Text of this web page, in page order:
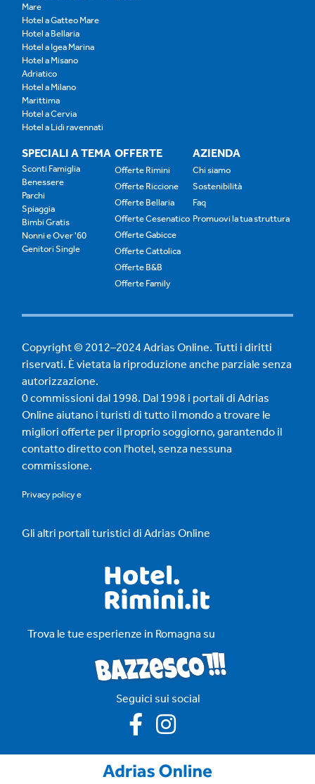
Mare
Hotel a Gatteo Mare
Hotel a Bellaria
Hotel a Igea Marina
Hotel a Misano
Adriatico
Hotel a Milano
Marittima
Hotel a Cervia
Hotel a Lidi ravennati
SPECIALI A TEMA
Sconti Famiglia
Benessere
Parchi
Spiaggia
Bimbi Gratis
Nonni e Over '60
Genitori Single
OFFERTE
Offerte Rimini
Offerte Riccione
Offerte Bellaria
Offerte Cesenatico
Offerte Gabicce
Offerte Cattolica
Offerte B&B
Offerte Family
AZIENDA
Chi siamo
Sostenibilità
Faq
Promuovi la tua struttura
Copyright © 2012–2024 Adrias Online. Tutti i diritti
riservati. È vietata la riproduzione anche parziale senza
autorizzazione.
0 commissioni dal 1998. Dal 1998 i portali di Adrias
Online aiutano i turisti di tutto il mondo a trovare le
migliori offerte per il proprio soggiorno, garantendo il
contatto diretto con l'hotel, senza nessuna
commissione.
Privacy policye
Gli altri portali turistici di Adrias Online
Trova le tue esperienze in Romagna su
Seguici sui social